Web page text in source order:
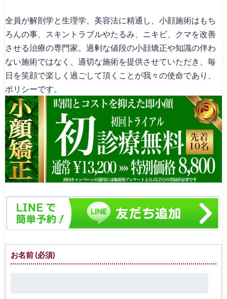
全員が解剖学と生理学、美容法に精通し、小顔施術はもち
ろんの事、スキントラブルやたるみ、ニキビ、クマを改善
させる治療の専門家。過剰な値段の小顔矯正や知識の伴わ
ない施術ではなく、適切な施術を提供させていただき、毎
日を笑顔で楽しく過ごして頂くことが我々の使命であり、
ポリシーです。
お名前 (必須)